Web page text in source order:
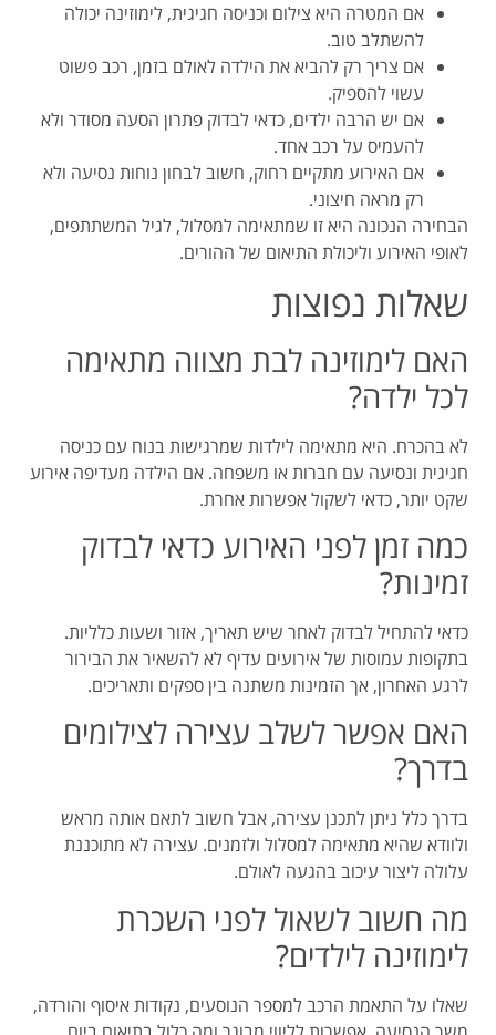
אם המטרה היא צילום וכניסה חגיגית, לימוזינה יכולה
להשתלב טוב.
אם צריך רק להביא את הילדה לאולם בזמן, רכב פשוט
עשוי להספיק.
אם יש הרבה ילדים, כדאי לבדוק פתרון הסעה מסודר ולא
להעמיס על רכב אחד.
אם האירוע מתקיים רחוק, חשוב לבחון נוחות נסיעה ולא
רק מראה חיצוני.
הבחירה הנכונה היא זו שמתאימה למסלול, לגיל המשתתפים,
לאופי האירוע וליכולת התיאום של ההורים.
שאלות נפוצות
האם לימוזינה לבת מצווה מתאימה
לכל ילדה?
לא בהכרח. היא מתאימה לילדות שמרגישות בנוח עם כניסה
חגיגית ונסיעה עם חברות או משפחה. אם הילדה מעדיפה אירוע
שקט יותר, כדאי לשקול אפשרות אחרת.
כמה זמן לפני האירוע כדאי לבדוק
זמינות?
כדאי להתחיל לבדוק לאחר שיש תאריך, אזור ושעות כלליות.
בתקופות עמוסות של אירועים עדיף לא להשאיר את הבירור
לרגע האחרון, אך הזמינות משתנה בין ספקים ותאריכים.
האם אפשר לשלב עצירה לצילומים
בדרך?
בדרך כלל ניתן לתכנן עצירה, אבל חשוב לתאם אותה מראש
ולוודא שהיא מתאימה למסלול ולזמנים. עצירה לא מתוכננת
עלולה ליצור עיכוב בהגעה לאולם.
מה חשוב לשאול לפני השכרת
לימוזינה לילדים?
שאלו על התאמת הרכב למספר הנוסעים, נקודות איסוף והורדה,